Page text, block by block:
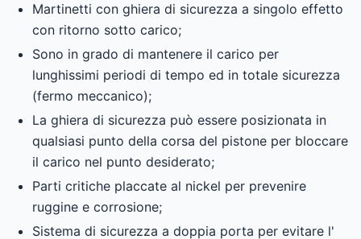
Martinetti con ghiera di sicurezza a singolo effetto
con ritorno sotto carico;
Sono in grado di mantenere il carico per
lunghissimi periodi di tempo ed in totale sicurezza
(fermo meccanico);
La ghiera di sicurezza può essere posizionata in
qualsiasi punto della corsa del pistone per bloccare
il carico nel punto desiderato;
Parti critiche placcate al nickel per prevenire
ruggine e corrosione;
Sistema di sicurezza a doppia porta per evitare l'